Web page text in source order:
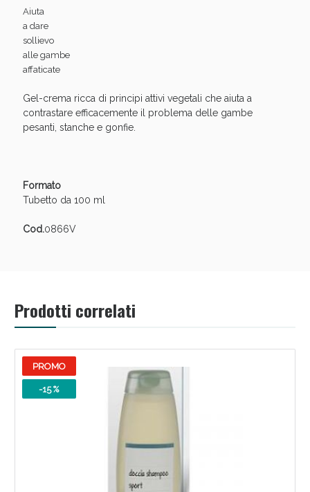
Aiuta
a dare
sollievo
alle gambe
affaticate
Gel-crema ricca di principi attivi vegetali che aiuta a
contrastare efficacemente il problema delle gambe
pesanti, stanche e gonfie.
Formato
Tubetto da 100 ml
Cod.0866V
Prodotti correlati
PROMO
-15 %
Benessere Intestinale: Sconto fino al 55% valido
Scopri le offerte di Oggi